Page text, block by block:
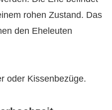
rohen Zustand. Das
den Eheleuten
oder Kissenbezüge.